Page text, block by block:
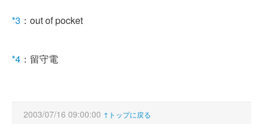
*3 ：out of pocket
*4 ：留守電
2003/07/16 09:00:00 ↑トップに戻る